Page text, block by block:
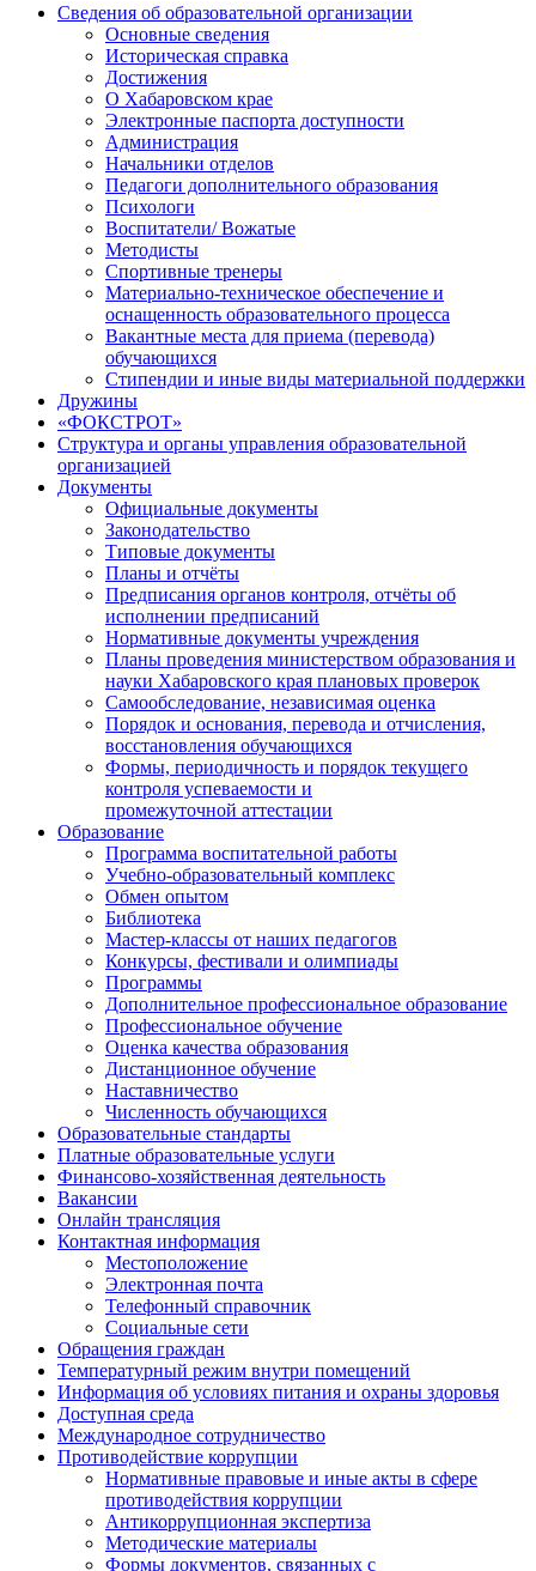
Сведения об образовательной организации
Основные сведения
Историческая справка
Достижения
О Хабаровском крае
Электронные паспорта доступности
Администрация
Начальники отделов
Педагоги дополнительного образования
Психологи
Воспитатели/ Вожатые
Методисты
Спортивные тренеры
Материально-техническое обеспечение и
оснащенность образовательного процесса
Вакантные места для приема (перевода)
обучающихся
Стипендии и иные виды материальной поддержки
Дружины
«ФОКСТРОТ»
Структура и органы управления образовательной
организацией
Документы
Официальные документы
Законодательство
Типовые документы
Планы и отчёты
Предписания органов контроля, отчёты об
исполнении предписаний
Нормативные документы учреждения
Планы проведения министерством образования и
науки Хабаровского края плановых проверок
Самообследование, независимая оценка
Порядок и основания, перевода и отчисления,
восстановления обучающихся
Формы, периодичность и порядок текущего
контроля успеваемости и
промежуточной аттестации
Образование
Программа воспитательной работы
Учебно-образовательный комплекс
Обмен опытом
Библиотека
Мастер-классы от наших педагогов
Конкурсы, фестивали и олимпиады
Программы
Дополнительное профессиональное образование
Профессиональное обучение
Оценка качества образования
Дистанционное обучение
Наставничество
Численность обучающихся
Образовательные стандарты
Платные образовательные услуги
Финансово-хозяйственная деятельность
Вакансии
Онлайн трансляция
Контактная информация
Местоположение
Электронная почта
Телефонный справочник
Социальные сети
Обращения граждан
Температурный режим внутри помещений
Информация об условиях питания и охраны здоровья
Доступная среда
Международное сотрудничество
Противодействие коррупции
Нормативные правовые и иные акты в сфере
противодействия коррупции
Антикоррупционная экспертиза
Методические материалы
Формы документов, связанных с